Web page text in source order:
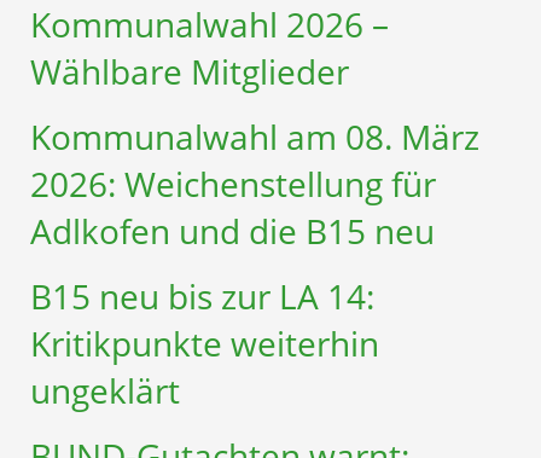
Kommunalwahl 2026 –
Wählbare Mitglieder
Kommunalwahl am 08. März
2026: Weichenstellung für
Adlkofen und die B15 neu
B15 neu bis zur LA 14:
Kritikpunkte weiterhin
ungeklärt